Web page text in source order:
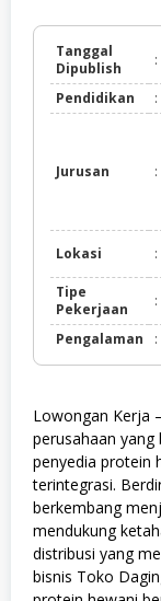
Tanggal
Dipublish
:
Pendidikan :
Jurusan :
Lokasi :
Tipe
Pekerjaan
:
Pengalaman :
Lowongan Kerja
perusahaan yang
penyedia protein
terintegrasi.
berkembang
mendukung
distribusi yang
bisnis Toko